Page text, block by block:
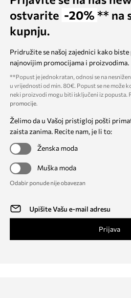
ostvarite -20% ** na
kupnju.
Pridružite se našoj zajednici kako
najnovijim promocijama i proizvodima.
**Popust je jednokratan, odnosi se na
u vrijednosti od min. 80€. Popust se ne može
neki proizvodi mogu biti isključeni iz popusta.
promocije.
Želimo da u Vašoj pristigloj pošti
zaista zanima. Recite nam, je li to:
Ženska moda
Muška moda
Odabir ponude nije obavezan
Prijava